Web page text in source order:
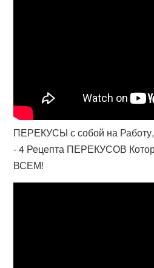
ПЕРЕКУСЫ с собой на
- 4 Рецепта ПЕРЕКУСОВ
ВСЕМ!